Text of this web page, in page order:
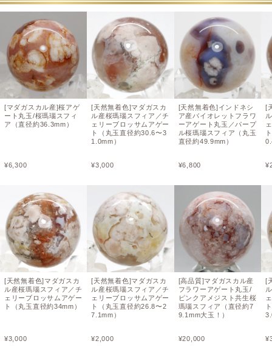
[マダガスカル産]桜アゲ
ート丸玉/桜瑪瑙スフィ
ア（直径約36.3mm）
¥6,300
[天然無着色]マダガスカ
ル産桜瑪瑙スフィア／チ
ェリーブロッサムアゲー
ト（丸玉直径約34mm）
¥3,000
[天然無着色]マダガスカ
ル産桜瑪瑙スフィア／チ
ェリーブロッサムアゲー
ト（丸玉直径約30.6〜3
1.0mm）
¥3,000
[天然無着色]マダガスカ
ル産桜瑪瑙スフィア／チ
ェリーブロッサムアゲー
ト（丸玉直径約26.8〜2
7.1mm）
¥2,000
[天然無着色]インドネシ
ア産バイオレットフラワ
ーアゲート丸玉／パープ
ル桜瑪瑙スフィア（丸玉
直径約49.9mm）
¥6,800
[高品質]マダガスカル産
フラワーアゲート丸玉/
ピンクアメジスト共生桜
瑪瑙スフィア（直径約7
9.1mm大玉！）
¥20,000
[
¥
[
¥